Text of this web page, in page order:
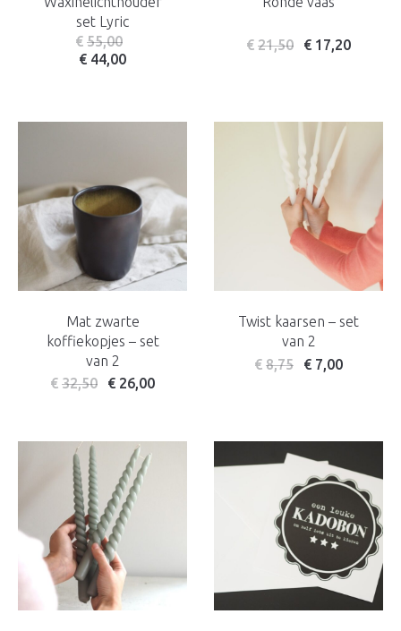
set Lyric
€ 55,00
€ 44,00
€ 21,50 € 17,20
Mat zwarte
koffiekopjes – set
van 2
€ 32,50 € 26,00
Twist kaarsen – set
van 2
€ 8,75 € 7,00